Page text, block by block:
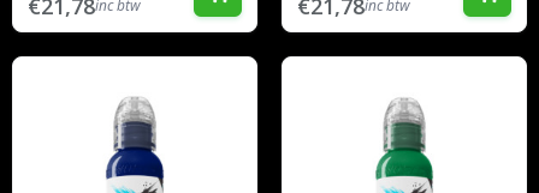
inc btw inc btw